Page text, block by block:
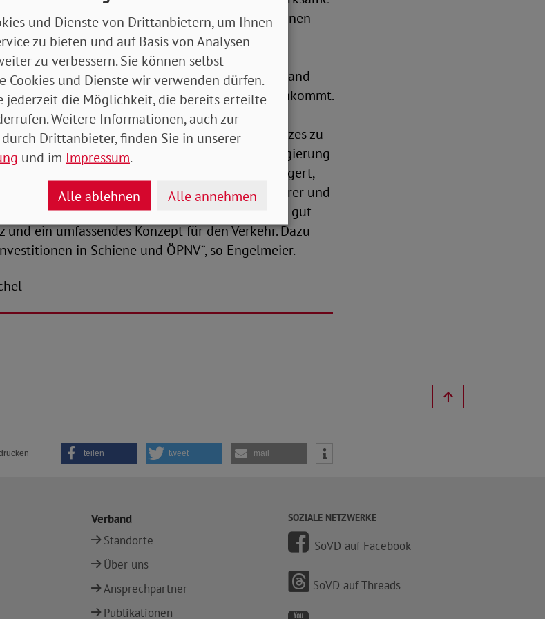
seine Klimaziele sicher einhält und einen
der Klimakrise leistet.“
tragen die Verantwortung, dass Deutschland
Verpflichtungen beim Klimaschutz nachkommt.
fordert die Bundestagsabgeordneten bei der
daher auf, die Verbindlichkeit des Gesetzes zu
es klare Konsequenzen geben. Die Bundesregierung
je länger sie wirkungsvolle Maßnahmen verzögert,
in der Zukunft ausfallen und desto teurer und
zu stoppen. Wir brauchen ein starkes, sozial gut
und ein umfassendes Konzept für den Verkehr. Dazu
in Schiene und ÖPNV“, so Engelmeier.
teilen tweet mail
Verband
Standorte
Über uns
Ansprechpartner
Publikationen
SOZIALE NETZWERKE
SoVD auf Facebook
SoVD auf Threads
und Dienste von Drittanbietern, um Ihnen
zu bieten und auf Basis von Analysen
zu verbessern. Sie können selbst
Cookies und Dienste wir verwenden dürfen.
jederzeit die Möglichkeit, die bereits erteilte
Weitere Informationen, auch zur
Drittanbieter, finden Sie in unserer
und im Impressum.
Alle ablehnen Alle annehmen